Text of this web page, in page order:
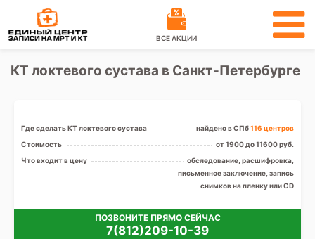
ВСЕ АКЦИИ
КТ локтевого сустава в Санкт-Петербурге
Где сделать КТ локтевого сустава найдено в СПб116 центров
Стоимость
от 1900 до 11600 руб.
Что входит в цену
обследование, расшифровка,
письменное заключение, запись
снимков на пленку или CD
ПОЗВОНИТЕ ПРЯМО СЕЙЧАС
7(812)209-10-39